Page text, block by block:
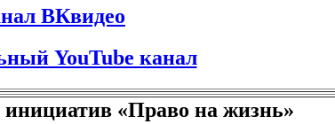
ВКвидео
YouTube канал
«Право на жизнь»